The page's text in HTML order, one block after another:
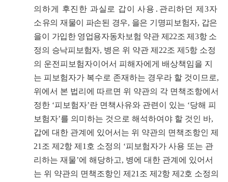
의하게 후진한 과실로 갑이 사용 ․ 관리하던 제 3자
소유의 재물이 파손된 경우, 을은 기명피보험자, 갑은
을이 가입한 영업용자동차보험 약관 제 22조 제3항 소
정의 승낙피보험자, 병은 위 약관 제 22조 제 5항 소정
의 운전피보험자이어서 피해자에게 배상책임을 지
는 피보험자가 복수로 존재하는 경우라 할 것이므로,
위에서 본 법리에 따르면 위 약관의 각 면책조항에서
정한 ‘피보험자’란 면책사유와 관련이 있는 ‘당해 피
보험자’를 의미하는 것으로 해석하여야 할 것인 바,
갑에 대한 관계에 있어서는 위 약관의 면책조항인 제
21 조 제 2항 제 1 호 소정의 ‘피보험자가 사용 또는 관
리하는 재물’에 해당하고, 병에 대한 관계에 있어서
는 위 약관의 면책조항인 제 21 조 제 2항 제 2호 소정의